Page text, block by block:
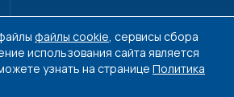
файлы cookie, сервисы сбора
использования сайта является
узнать на странице Политика